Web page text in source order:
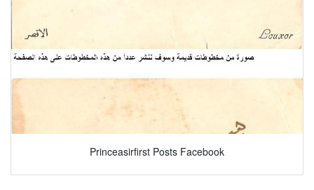
Princeasirfirst Posts Facebook